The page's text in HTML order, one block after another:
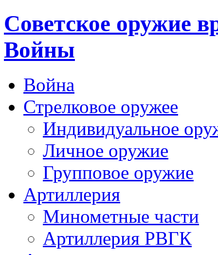
Cоветское оружие
Войны
Война
Стрелковое оружее
Индивидуальное
Личное оружие
Групповое оружие
Артиллерия
Минометные части
Артиллерия РВГК